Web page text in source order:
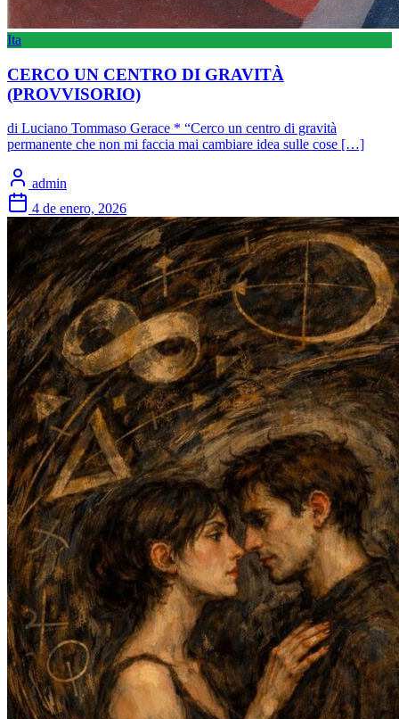
Ita
CERCO UN CENTRO DI GRAVITÀ
(PROVVISORIO)
di Luciano Tommaso Gerace * “Cerco un centro di gravità
permanente che non mi faccia mai cambiare idea sulle cose […]
admin
4 de enero, 2026